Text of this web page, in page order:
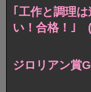
｢工作と調理
い！合格！｣
ジロリアン賞